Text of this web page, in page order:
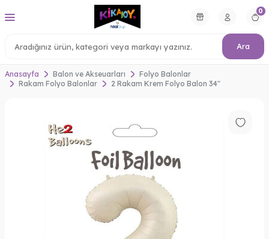
Ara
0
Anasayfa Balon ve Akseuarları
Folyo Balonlar
Rakam Folyo Balonlar
2 Rakam Krem Folyo Balon 34"